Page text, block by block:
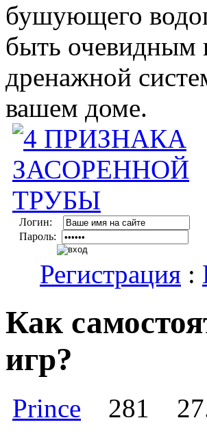
бушующего
быть очевидным
дренажной
вашем доме.
Логин:
Пароль:
Регистрация :
Как
игр?
Prince 281